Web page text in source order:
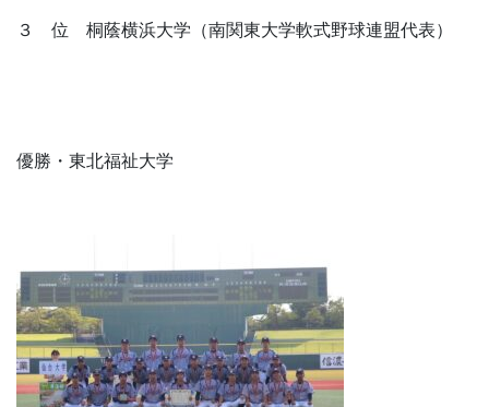
３ 位 桐蔭横浜大学（南関東大学軟式野球連盟代表）
優勝・東北福祉大学